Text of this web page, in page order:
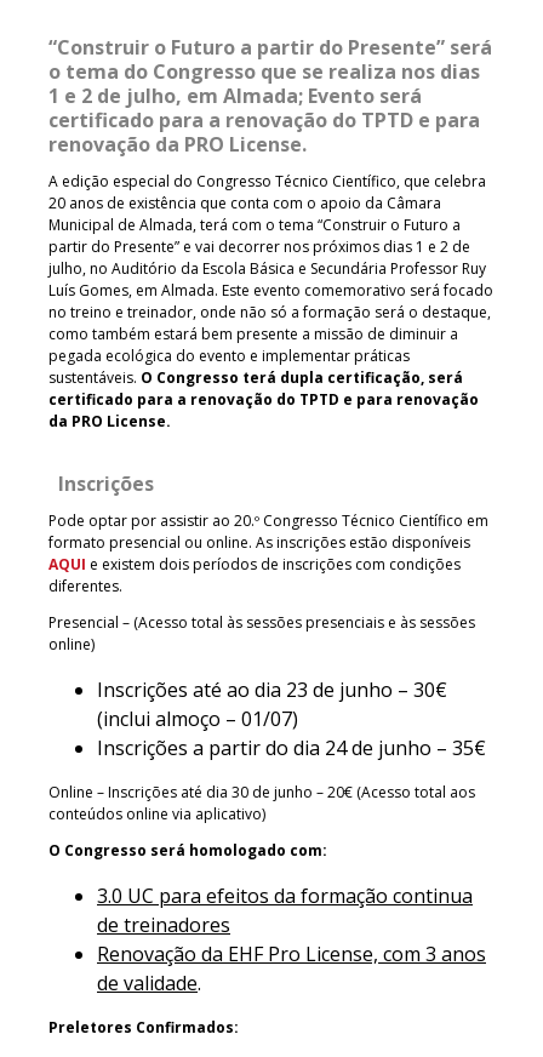
“Construir o Futuro a partir do Presente” será
o tema do Congresso que se realiza nos dias
1 e 2 de julho, em Almada; Evento será
certificado para a renovação do TPTD e para
renovação da PRO License.
A edição especial do Congresso Técnico Científico, que celebra
20 anos de existência que conta com o apoio da Câmara
Municipal de Almada, terá com o tema “Construir o Futuro a
partir do Presente” e vai decorrer nos próximos dias 1 e 2 de
julho, no Auditório da Escola Básica e Secundária Professor Ruy
Luís Gomes, em Almada. Este evento comemorativo será focado
no treino e treinador, onde não só a formação será o destaque,
como também estará bem presente a missão de diminuir a
pegada ecológica do evento e implementar práticas
sustentáveis. O Congresso terá dupla certificação, será
certificado para a renovação do TPTD e para renovação
da PRO License.
Inscrições
Pode optar por assistir ao 20.º Congresso Técnico Científico em
formato presencial ou online. As inscrições estão disponíveis
AQUI e existem dois períodos de inscrições com condições
diferentes.
Presencial – (Acesso total às sessões presenciais e às sessões
online)
Inscrições até ao dia 23 de junho – 30€
(inclui almoço – 01/07)
Inscrições a partir do dia 24 de junho – 35€
Online – Inscrições até dia 30 de junho – 20€ (Acesso total aos
conteúdos online via aplicativo)
O Congresso será homologado com:
3.0 UC para efeitos da formação continua
de treinadores
Renovação da EHF Pro License, com 3 anos
de validade.
Preletores Confirmados: